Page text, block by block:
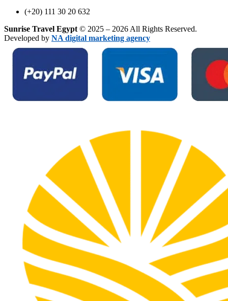
(+20) 111 30 20 632
Sunrise Travel Egypt © 2025 – 2026 All Rights Reserved.
Developed by NA digital marketing agency